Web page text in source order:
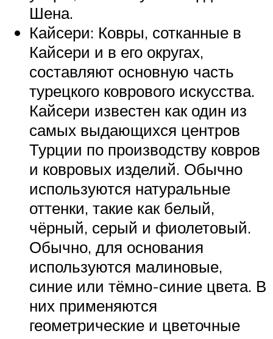
Шена.
Кайсери: Ковры, сотканные в
Кайсери и в его округах,
составляют основную часть
турецкого коврового искусства.
Кайсери известен как один из
самых выдающихся центров
Турции по производству ковров
и ковровых изделий. Обычно
используются натуральные
оттенки, такие как белый,
чёрный, серый и фиолетовый.
Обычно, для основания
используются малиновые,
синие или тёмно-синие цвета. В
них применяются
геометрические и цветочные